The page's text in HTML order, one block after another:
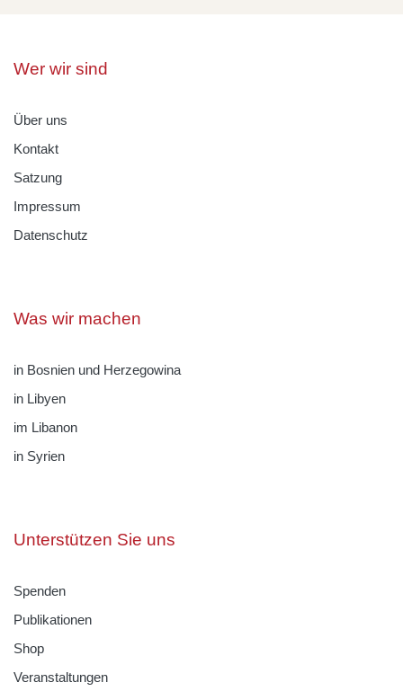
Wer wir sind
Über uns
Kontakt
Satzung
Impressum
Datenschutz
Was wir machen
in Bosnien und Herzegowina
in Libyen
im Libanon
in Syrien
Unterstützen Sie uns
Spenden
Publikationen
Shop
Veranstaltungen